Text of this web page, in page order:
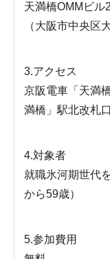
天満橋OMMビル
（大阪市中央区
3.アクセス
京阪電車「天満
満橋」駅北改札
4.対象者
就職氷河期世代
から59歳）
5.参加費用